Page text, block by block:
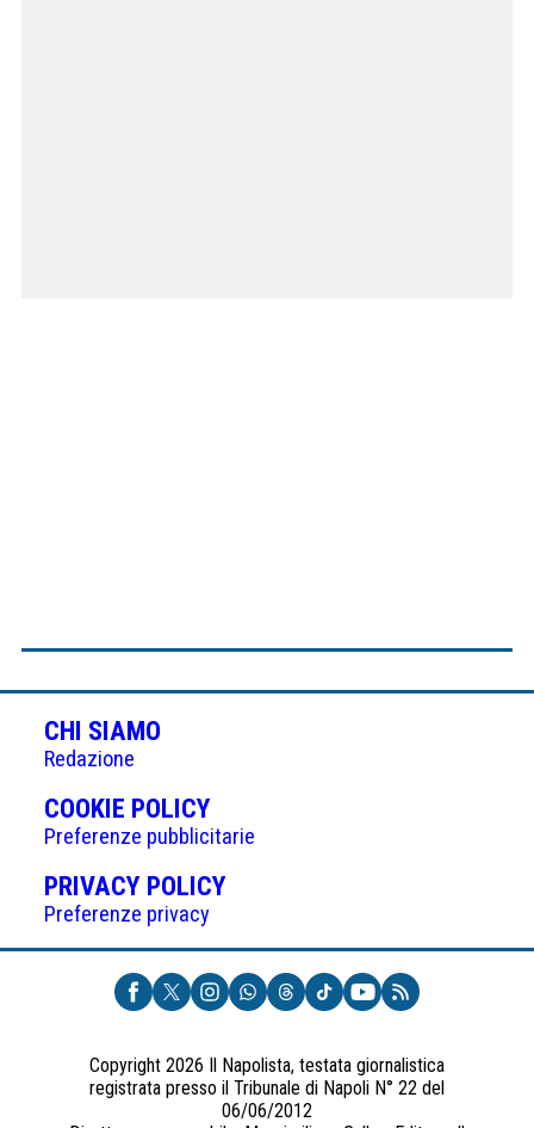
CHI SIAMO
Redazione
COOKIE POLICY(APRE
IN
UNA
NUOVA
Preferenze pubblicitarie
PRIVACY POLICY(APRE
UNA
NUOVA
SCHEDA)
Preferenze privacy
Copyright 2026 Il Napolista, testata giornalistica
registrata presso il Tribunale di Napoli N° 22 del
06/06/2012